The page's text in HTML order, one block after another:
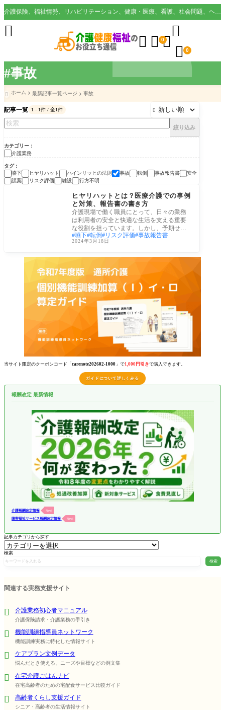
#事故
介護保険、福祉情勢、リハビリテーション、健康・医療、看護、社会問題、ヘルスケア業界など様々な切り口から役立つ情報を配信。
  0

 0

 ホーム 最新記事一覧ページ 事故
記事一覧 1 - 1件 / 全1件 
絞り込み
カテゴリー
介護業務
タグ
嚥下
ヒヤリハット ハインリッヒの法則 事故 転倒 事故報告書
安全
誤薬
リスク評価 離設 行方不明
介護業務
ヒヤリハットとは？医療介護での事例
と対策、報告書の書き方
介護現場で働く職員にとって、日々の業務
は利用者の安全と快適な生活を支える重要
な役割を担っています。しかし、予期せぬ
状況や
嚥下 転倒 リスク評価 事故報告書
2024年3月18日
当サイト限定のクーポンコード「 carenote202602-1000 」で1,000円引きで購入できます。
ガイドについて詳しくみる
報酬改定 最新情報
介護報酬改定情報 New!
障害福祉サービス報酬改定情報 New!
記事カテゴリから探す
検索
検索
関連する実務支援サイト
介護業務初心者マニュアル
介護保険請求・介護業務の手引き
機能訓練指導員ネットワーク
機能訓練実務に特化した情報サイト
ケアプラン文例データ
悩んだとき使える、ニーズや目標などの例文集
在宅介護ごはんナビ
在宅高齢者のための宅配食サービス比較ガイド
高齢者くらし支援ガイド
シニア・高齢者の生活情報サイト